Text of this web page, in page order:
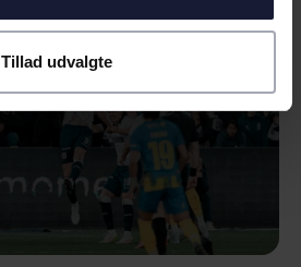
Tillad udvalgte